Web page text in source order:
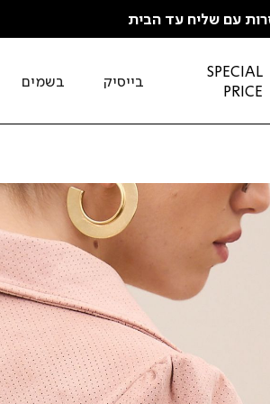
עם שליח עד הבית
SPECIAL
PRICE
בייסיק בשמים